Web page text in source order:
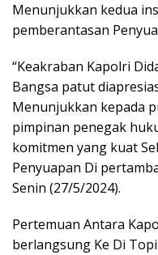
Menunjukkan kedua
pemberantasan
“Keakraban Kapolri
Bangsa patut
Menunjukkan kepada
pimpinan penegak
komitmen yang kuat
Penyuapan Di
Senin (27/5/2024).
Pertemuan Antara
berlangsung Ke Di